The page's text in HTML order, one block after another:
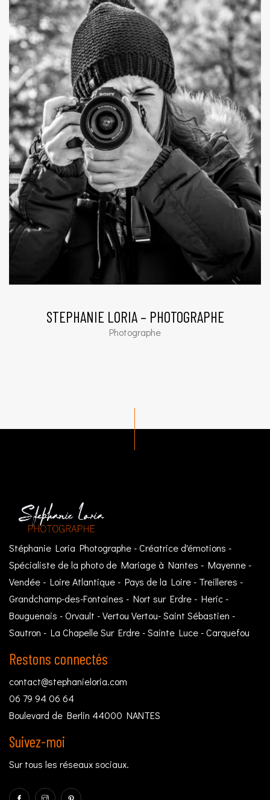
STEPHANIE LORIA – PHOTOGRAPHE
Photographe
Stéphanie Loria Photographe - Créatrice d'émotions -
Spécialiste de la photo de Mariage à Nantes - Mayenne -
Vendée - Loire Atlantique - Pays de la Loire - Treilleres -
Grandchamp-des-Fontaines - Nort sur Erdre - Heric -
Bouguenais - Orvault - Vertou Vertou- Saint Sébastien -
Sautron - La Chapelle Sur Erdre - Sainte Luce - Carquefou
Restons connectés
contact@stephanieloria.com
06 79 94 06 64
Boulevard de Berlin 44000 NANTES
Suivez-moi
Sur tous les réseaux sociaux.